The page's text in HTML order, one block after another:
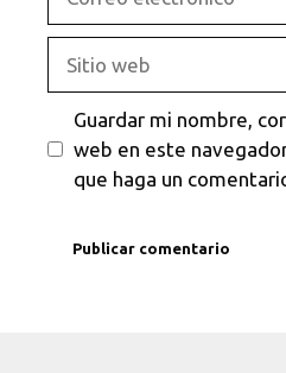
electrónico
web
Guardar mi nombre,
web en este
que haga un